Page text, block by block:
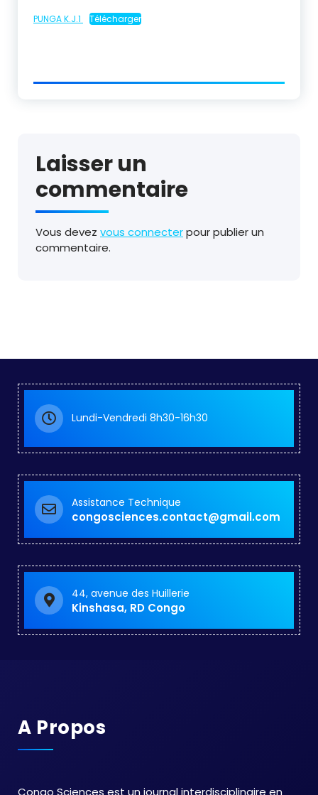
PUNGA K.J.1 Télécharger
Laisser un
commentaire
Vous devez vous connecterpour publier un
commentaire.
Lundi-Vendredi 8h30-16h30
Assistance Technique
congosciences.contact@gmail.com
44, avenue des Huillerie
Kinshasa, RD Congo
A Propos
Congo Sciences est un journal interdisciplinaire en